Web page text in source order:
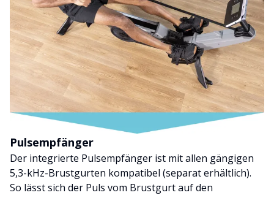
Pulsempfänger
Der integrierte Pulsempfänger ist mit allen gängigen
5,3-kHz-Brustgurten kompatibel (separat erhältlich).
So lässt sich der Puls vom Brustgurt auf den